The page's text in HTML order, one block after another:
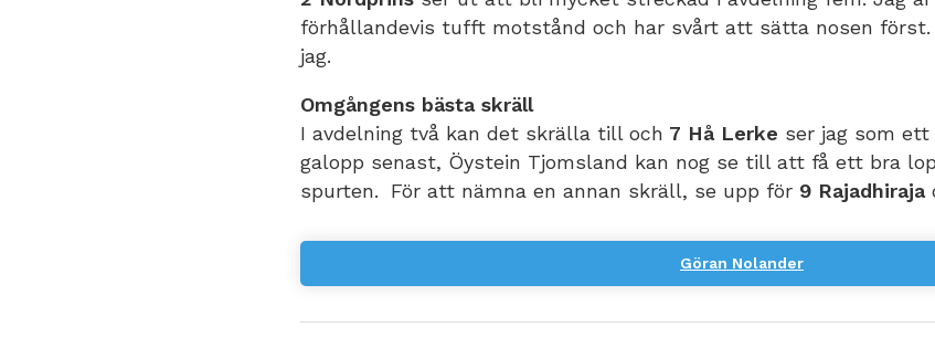
förhållandevis tufft motstånd och har svårt att sätta nosen
jag.
Omgångens bästa skräll
I avdelning två kan det skrälla till och 7 Hå Lerke ser jag som
galopp senast, Öystein Tjomsland kan nog se till att få ett bra
spurten. För att nämna en annan skräll, se upp för 9 Rajadhiraja
Göran Nolander